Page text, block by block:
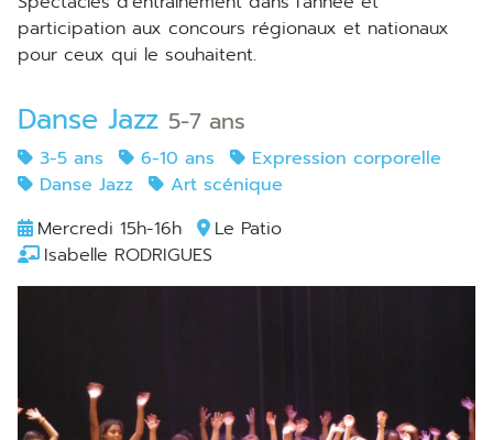
participation aux concours régionaux et nationaux
pour ceux qui le souhaitent.
Danse Jazz 5-7 ans
3-5 ans 6-10 ans
Expression corporelle
Danse Jazz
Art scénique
Mercredi 15h-16h
Le Patio
Isabelle RODRIGUES